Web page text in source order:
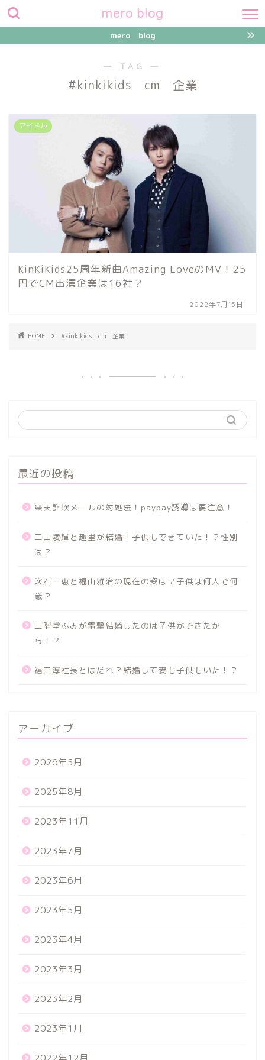
mero blog
mero blog
― TAG ―
#kinkikids cm 企業
アイドル
KinKiKids25周年新曲Amazing LoveのMV！25
円でCM出演企業は16社？
2022年7月15日
HOME #kinkikids cm 企業
最近の投稿
楽天詐欺メールの対処法！paypay誘導は要注意！
三山凌輝と趣里が結婚！子供もできていた！？性別
は？
吹石一恵と福山雅治の現在の姿は？子供は何人で何
歳？
二階堂ふみが電撃結婚したのは子供ができたか
ら！？
福田淳社長とはだれ？結婚して妻も子供もいた！？
アーカイブ
2026年5月
2025年8月
2023年11月
2023年7月
2023年6月
2023年5月
2023年4月
2023年3月
2023年2月
2023年1月